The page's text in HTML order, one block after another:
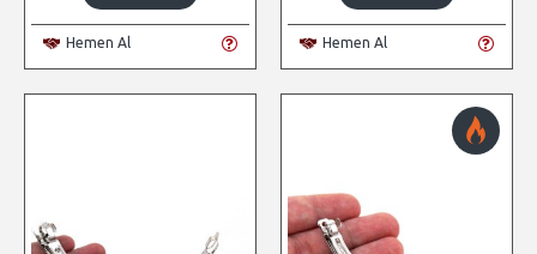
Hemen Al Hemen Al